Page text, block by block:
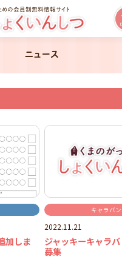
の会員制無料情報サイト
ニュース
加しま
キャラバン
2022.11.21
ジャッキーキャラ
募集